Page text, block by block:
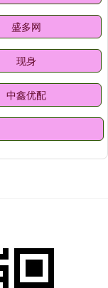
盛多网
现身
中鑫优配